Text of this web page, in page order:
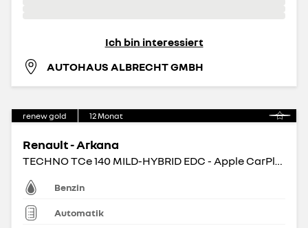
Ich bin interessiert
AUTOHAUS ALBRECHT GMBH
renew gold 12Monat
Renault - Arkana
TECHNO TCe 140 MILD-HYBRID EDC - Apple CarPlay BT
Benzin
Automatik